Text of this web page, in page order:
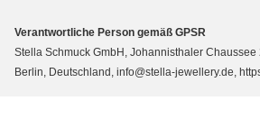
Verantwortliche Person gemäß GPSR
Stella Schmuck GmbH, Johannisthaler Chaussee
Berlin, Deutschland, info@stella-jewellery.de,